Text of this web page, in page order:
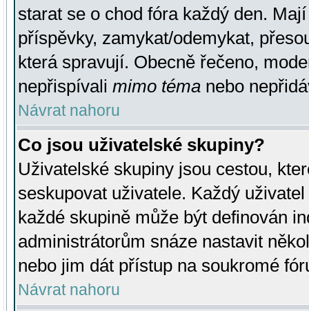
starat se o chod fóra každý den.
příspěvky, zamykat/odemykat,
která spravují. Obecně řečeno,
nepřispívali mimo téma nebo
Návrat nahoru
Co jsou uživatelské skupiny?
Uživatelské skupiny jsou cestou,
seskupovat uživatele. Každý
každé skupině může být definován
administrátorům snáze nastavit
nebo jim dát přístup na soukromé
Návrat nahoru